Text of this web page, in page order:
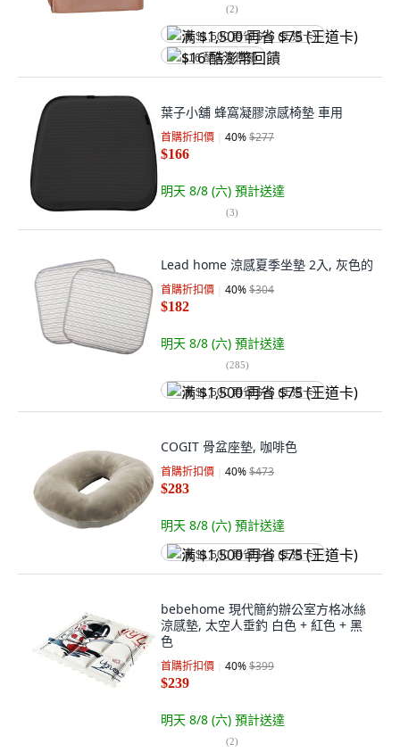
(2)
满 $1,500 再省 $75 (王道卡)
$16 酷澎幣回饋
葉子小舖 蜂窩凝膠涼感椅墊 車用
首購折扣價 40%$277
$166
明天 8/8 (六) 預計送達
(3)
Lead home 涼感夏季坐墊 2入, 灰色的
首購折扣價 40%$304
$182
明天 8/8 (六) 預計送達
(285)
满 $1,500 再省 $75 (王道卡)
COGIT 骨盆座墊, 咖啡色
首購折扣價 40%$473
$283
明天 8/8 (六) 預計送達
满 $1,500 再省 $75 (王道卡)
bebehome 現代簡約辦公室方格冰絲
涼感墊, 太空人垂釣 白色 + 紅色 + 黑
色
首購折扣價 40%$399
$239
明天 8/8 (六) 預計送達
(2)